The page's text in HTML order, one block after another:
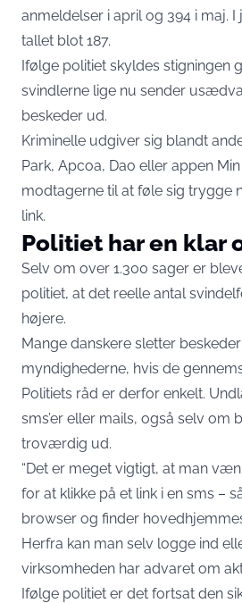
anmeldelser i april og 394 i maj. I
tallet blot 187.
Ifølge politiet skyldes stigningen
svindlerne lige nu sender
beskeder ud.
Kriminelle udgiver sig blandt
Park, Apcoa, Dao eller appen
modtagerne til at føle sig trygge
link.
Politiet har en klar
Selv om over 1.300 sager er
politiet, at det reelle antal
højere.
Mange danskere sletter
myndighederne, hvis de
Politiets råd er derfor enkelt.
sms’er eller mails, også selv om
troværdig ud.
“Det er meget vigtigt, at man
for at klikke på et link i en sms –
browser og finder
Herfra kan man selv logge ind
virksomheden har advaret om
Ifølge politiet er det fortsat den